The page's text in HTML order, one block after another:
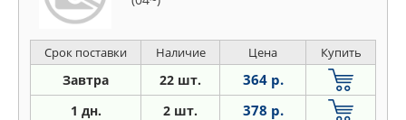
Срок поставки Наличие Цена Купить
Завтра 22 шт. 364 р.
1 дн. 2 шт. 378 р.